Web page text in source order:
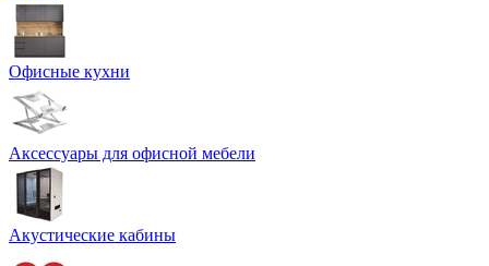
Офисные кухни
Аксессуары для офисной мебели
Акустические кабины